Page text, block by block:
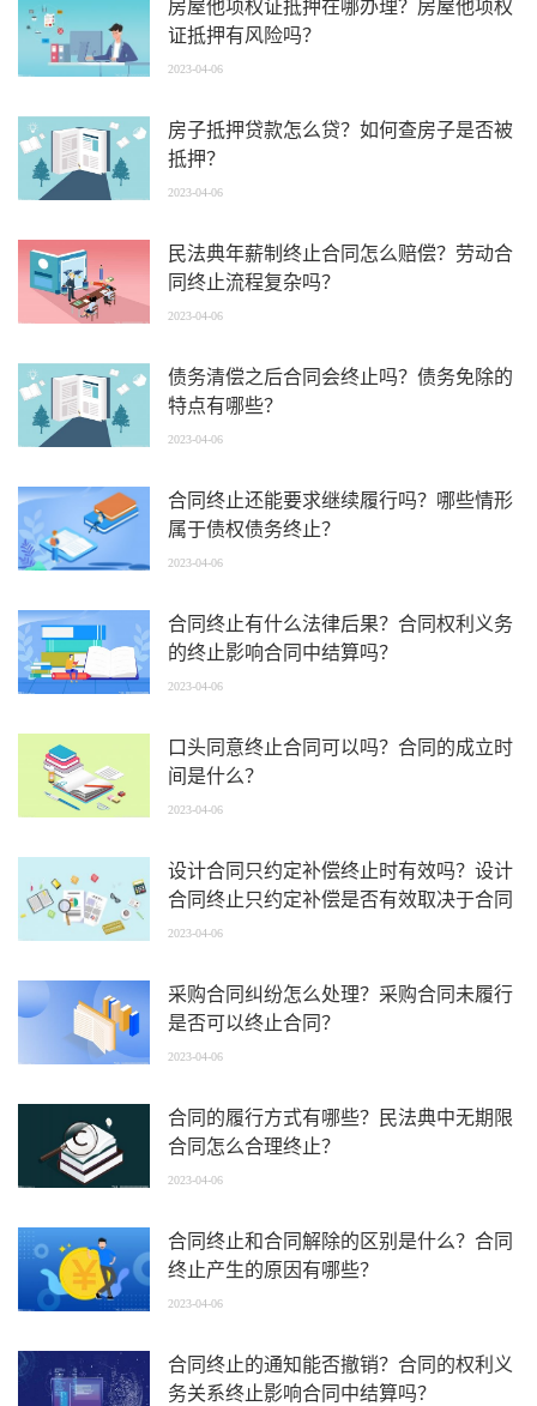
房屋他项权证抵押在哪办理？房屋他项权
证抵押有风险吗？
2023-04-06
房子抵押贷款怎么贷？如何查房子是否被
抵押？
2023-04-06
民法典年薪制终止合同怎么赔偿？劳动合
同终止流程复杂吗？
2023-04-06
债务清偿之后合同会终止吗？债务免除的
特点有哪些？
2023-04-06
合同终止还能要求继续履行吗？哪些情形
属于债权债务终止？
2023-04-06
合同终止有什么法律后果？合同权利义务
的终止影响合同中结算吗？
2023-04-06
口头同意终止合同可以吗？合同的成立时
间是什么？
2023-04-06
设计合同只约定补偿终止时有效吗？设计
合同终止只约定补偿是否有效取决于合同
内容？
2023-04-06
采购合同纠纷怎么处理？采购合同未履行
是否可以终止合同？
2023-04-06
合同的履行方式有哪些？民法典中无期限
合同怎么合理终止？
2023-04-06
合同终止和合同解除的区别是什么？合同
终止产生的原因有哪些？
2023-04-06
合同终止的通知能否撤销？合同的权利义
务关系终止影响合同中结算吗？